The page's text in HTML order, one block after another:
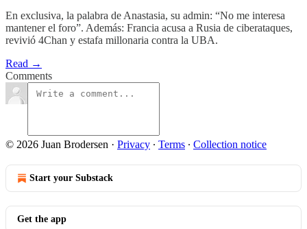
En exclusiva, la palabra de Anastasia, su admin: “No me interesa
mantener el foro”. Además: Francia acusa a Rusia de ciberataques,
revivió 4Chan y estafa millonaria contra la UBA.
Read →
Comments
© 2026 Juan Brodersen · Privacy ∙ Terms ∙ Collection notice
Start your Substack
Get the app